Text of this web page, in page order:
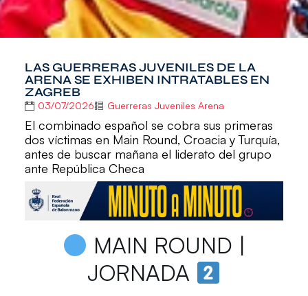
LAS GUERRERAS JUVENILES DE LA
ARENA SE EXHIBEN INTRATABLES EN
ZAGREB
03/07/2026 Guerreras Juveniles Arena
El combinado español se cobra sus primeras
dos víctimas en Main Round, Croacia y Turquía,
antes de buscar mañana el liderato del grupo
ante República Checa
MAIN ROUND |
JORNADA